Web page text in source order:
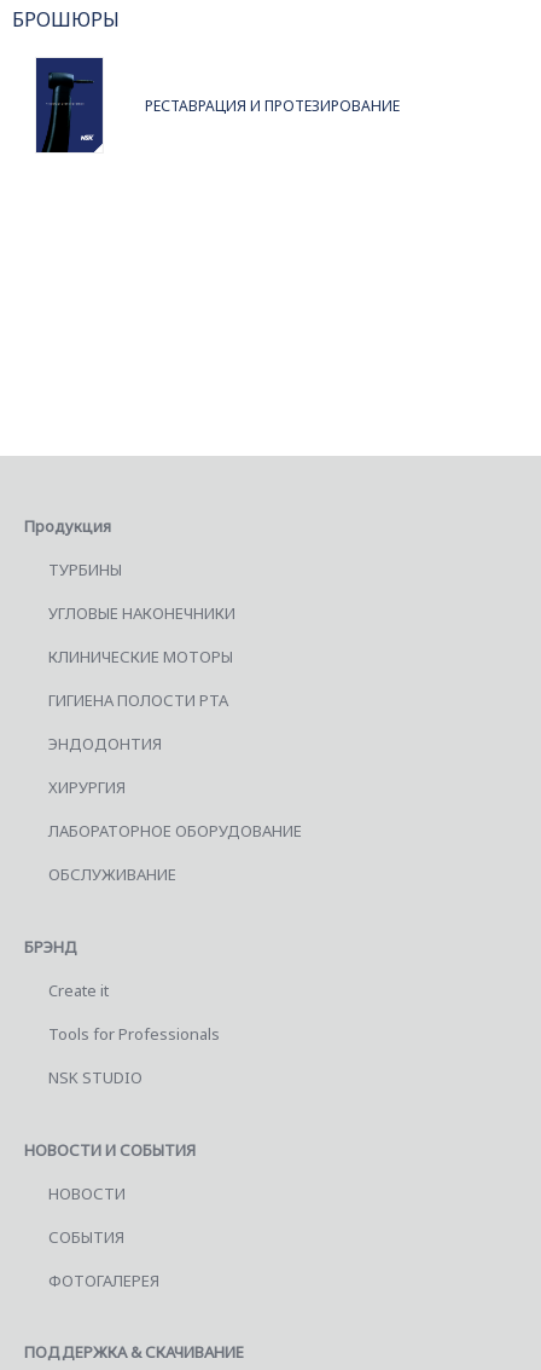
БРОШЮРЫ
РЕСТАВРАЦИЯ И ПРОТЕЗИРОВАНИЕ
Продукция
ТУРБИНЫ
УГЛОВЫЕ НАКОНЕЧНИКИ
КЛИНИЧЕСКИЕ МОТОРЫ
ГИГИЕНА ПОЛОСТИ РТА
ЭНДОДОНТИЯ
ХИРУРГИЯ
ЛАБОРАТОРНОЕ ОБОРУДОВАНИЕ
ОБСЛУЖИВАНИЕ
БРЭНД
Create it
Tools for Professionals
NSK STUDIO
НОВОСТИ И СОБЫТИЯ
НОВОСТИ
СОБЫТИЯ
ФОТОГАЛЕРЕЯ
ПОДДЕРЖКА & СКАЧИВАНИЕ